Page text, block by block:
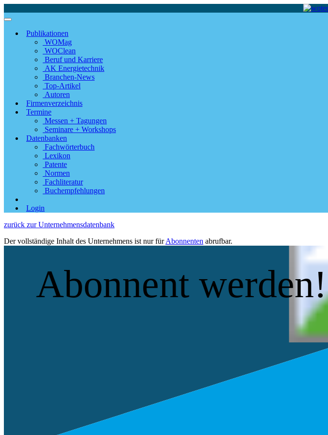
Publikationen
WOMag
WOClean
Beruf und Karriere
AK Energietechnik
Branchen-News
Top-Artikel
Autoren
Firmenverzeichnis
Termine
Messen + Tagungen
Seminare + Workshops
Datenbanken
Fachwörterbuch
Lexikon
Patente
Normen
Fachliteratur
Buchempfehlungen
Login
zurück zur Unternehmensdatenbank
Der vollständige Inhalt des Unternehmens ist nur fürAbonnenten abrufbar.
Abonnent werden!